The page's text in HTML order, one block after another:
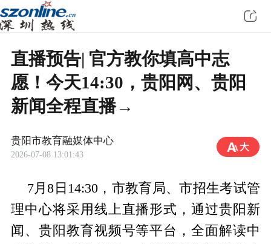
直播预告| 官方教你填高中志
愿！今天14:30，贵阳网、贵阳
新闻全程直播→
贵阳市教育融媒体中心
2026-07-08 13:01:43
7月8日14:30，市教育局、市招生考试管
理中心将采用线上直播形式，通过贵阳新
闻、贵阳教育视频号等平台，全面解读中